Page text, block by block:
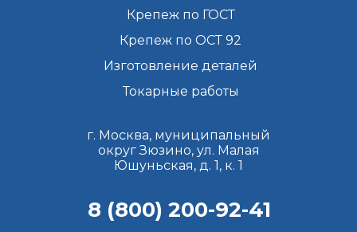
г. Москва, муниципальный
округ Зюзино, ул. Малая
Юшуньская, д. 1, к. 1
Крепеж по ГОСТ
Крепеж по ОСТ 92
Изготовление деталей
Токарные работы
8 (800) 200-92-41